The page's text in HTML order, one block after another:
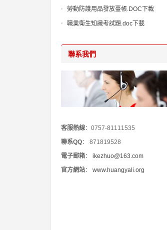
勞動防護用品發放臺帳.DOC下載
職業衛生知識考試題.doc下載
聯系我們
客服熱線：0757-81111535
聯系QQ： 871819528
電子郵箱： ikezhuo@163.com
官方網站： www.huangyali.org